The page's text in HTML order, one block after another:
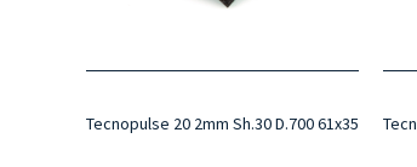
Tecnopulse 20 2mm Sh.30 D.700 61x35